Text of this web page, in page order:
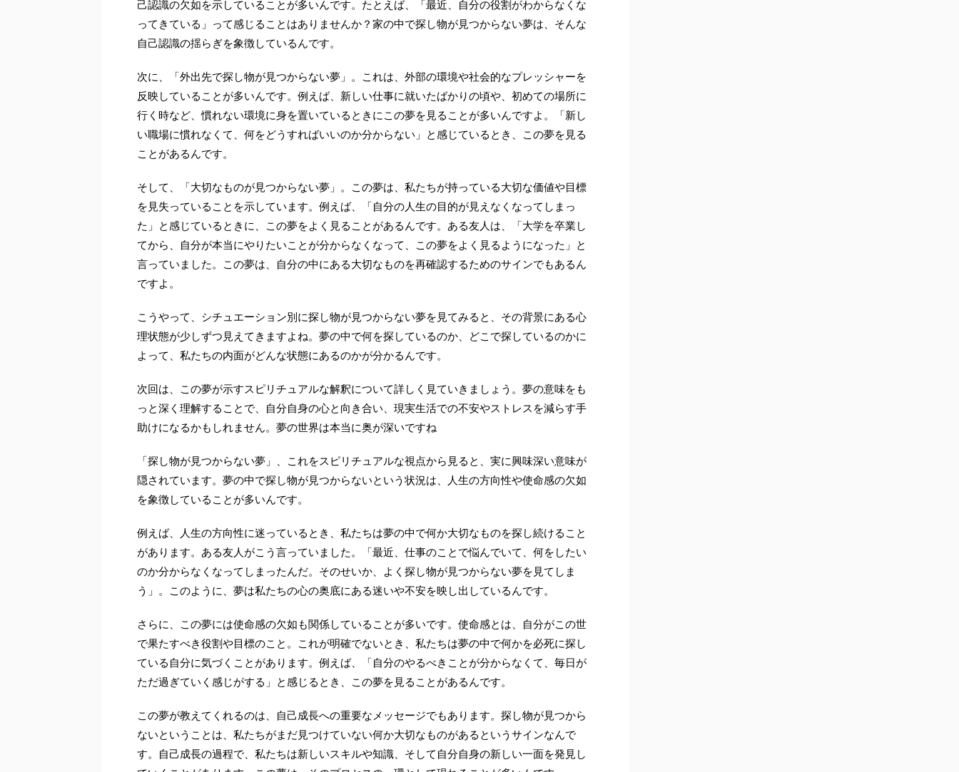
己認識の欠如を示していることが多いんです。たとえば、「最近、自分の役割がわからなくな
ってきている」って感じることはありませんか？家の中で探し物が見つからない夢は、そんな
自己認識の揺らぎを象徴しているんです。
次に、「外出先で探し物が見つからない夢」。これは、外部の環境や社会的なプレッシャーを
反映していることが多いんです。例えば、新しい仕事に就いたばかりの頃や、初めての場所に
行く時など、慣れない環境に身を置いているときにこの夢を見ることが多いんですよ。「新し
い職場に慣れなくて、何をどうすればいいのか分からない」と感じているとき、この夢を見る
ことがあるんです。
そして、「大切なものが見つからない夢」。この夢は、私たちが持っている大切な価値や目標
を見失っていることを示しています。例えば、「自分の人生の目的が見えなくなってしまっ
た」と感じているときに、この夢をよく見ることがあるんです。ある友人は、「大学を卒業し
てから、自分が本当にやりたいことが分からなくなって、この夢をよく見るようになった」と
言っていました。この夢は、自分の中にある大切なものを再確認するためのサインでもあるん
ですよ。
こうやって、シチュエーション別に探し物が見つからない夢を見てみると、その背景にある心
理状態が少しずつ見えてきますよね。夢の中で何を探しているのか、どこで探しているのかに
よって、私たちの内面がどんな状態にあるのかが分かるんです。
次回は、この夢が示すスピリチュアルな解釈について詳しく見ていきましょう。夢の意味をも
っと深く理解することで、自分自身の心と向き合い、現実生活での不安やストレスを減らす手
助けになるかもしれません。夢の世界は本当に奥が深いですね
「探し物が見つからない夢」、これをスピリチュアルな視点から見ると、実に興味深い意味が
隠されています。夢の中で探し物が見つからないという状況は、人生の方向性や使命感の欠如
を象徴していることが多いんです。
例えば、人生の方向性に迷っているとき、私たちは夢の中で何か大切なものを探し続けること
があります。ある友人がこう言っていました。「最近、仕事のことで悩んでいて、何をしたい
のか分からなくなってしまったんだ。そのせいか、よく探し物が見つからない夢を見てしま
う」。このように、夢は私たちの心の奥底にある迷いや不安を映し出しているんです。
さらに、この夢には使命感の欠如も関係していることが多いです。使命感とは、自分がこの世
で果たすべき役割や目標のこと。これが明確でないとき、私たちは夢の中で何かを必死に探し
ている自分に気づくことがあります。例えば、「自分のやるべきことが分からなくて、毎日が
ただ過ぎていく感じがする」と感じるとき、この夢を見ることがあるんです。
この夢が教えてくれるのは、自己成長への重要なメッセージでもあります。探し物が見つから
ないということは、私たちがまだ見つけていない何か大切なものがあるというサインなんで
す。自己成長の過程で、私たちは新しいスキルや知識、そして自分自身の新しい一面を発見し